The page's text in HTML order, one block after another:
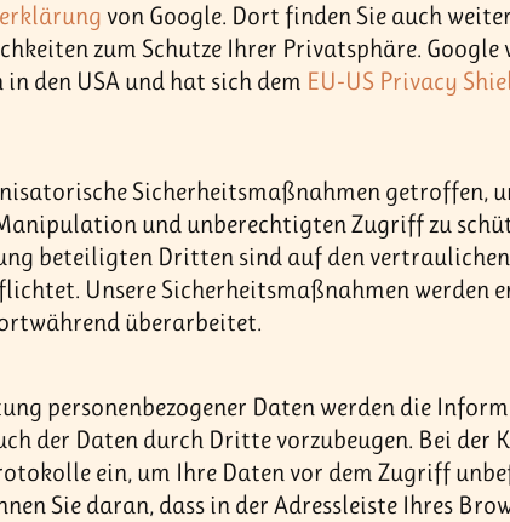
von Google. Dort finden Sie auch
zum Schutze Ihrer Privatsphäre.
den USA und hat sich dem EU-US Privacy
Sicherheitsmaßnahmen getroffen,
und unberechtigten Zugriff zu
beteiligten Dritten sind auf den
Unsere Sicherheitsmaßnahmen werden
überarbeitet.
personenbezogener Daten werden die
der Daten durch Dritte vorzubeugen. Bei der
ein, um Ihre Daten vor dem Zugriff
Sie daran, dass in der Adressleiste Ihres